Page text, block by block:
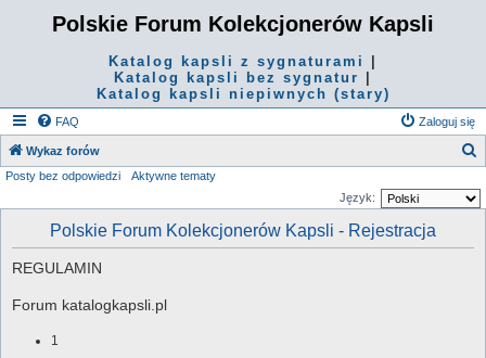
Polskie Forum Kolekcjonerów Kapsli
Katalog kapsli z sygnaturami
Katalog kapsli bez sygnatur
Katalog kapsli niepiwnych (stary)
FAQ Zaloguj się
Wykaz forów
Posty bez odpowiedzi
Aktywne tematy
Język:
Polskie Forum Kolekcjonerów Kapsli - Rejestracja
REGULAMIN
Forum katalogkapsli.pl
1